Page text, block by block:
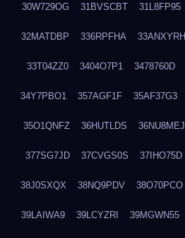
30W729OG 31BVSCBT 31L8FP95
32MATDBP 336RPFHA 33ANXYRH
33T04ZZ0 3404O7P1 3478760D
34Y7PBO1 357AGF1F 35AF37G3
35O1QNFZ 36HUTLDS 36NU8MEJ
377SG7JD 37CVGS0S 37IHO75D
38J0SXQX 38NQ9PDV 38O70PCO
39LAIWA9 39LCYZRI 39MGWN55